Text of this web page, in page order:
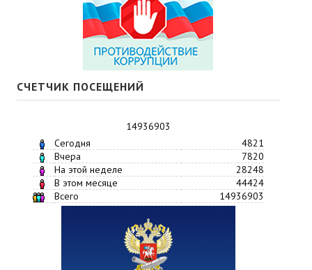
СЧЕТЧИК ПОСЕЩЕНИЙ
14936903
Сегодня
4821
Вчера
7820
На этой неделе
28248
В этом месяце
44424
Всего
14936903